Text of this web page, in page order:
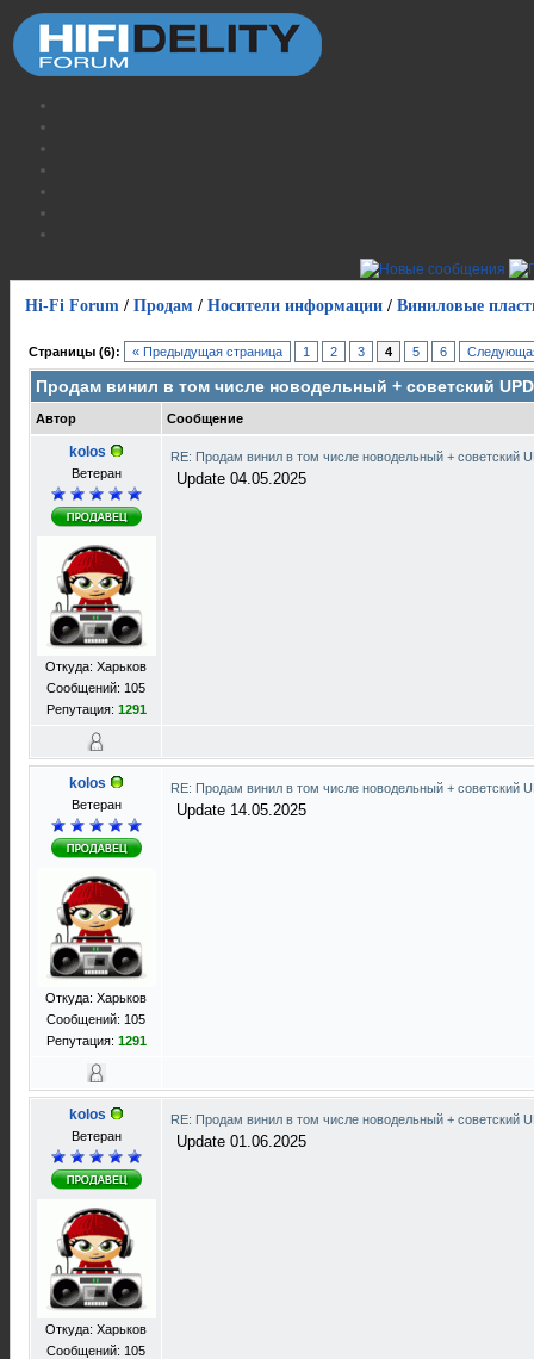
Hi-Fi Forum / Продам / Носители информации / Виниловые
Страницы (6): « Предыдущая страница 1 2 3 4 5 6
Продам винил в том числе новодельный + советский
Автор Сообщение
kolos
Ветеран
Откуда: Харьков
Сообщений: 105
Репутация: 1291
RE: Продам винил в том числе новодельный + советский
Update 04.05.2025
kolos
Ветеран
Откуда: Харьков
Сообщений: 105
Репутация: 1291
RE: Продам винил в том числе новодельный + советский
Update 14.05.2025
kolos
Ветеран
Откуда: Харьков
Сообщений: 105
RE: Продам винил в том числе новодельный + советский
Update 01.06.2025